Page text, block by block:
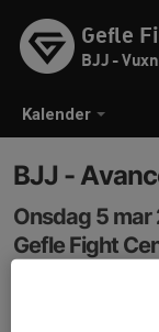
Kalender
Gefle
BJJ -
BJJ -
Onsdag 5
Gefle Fight